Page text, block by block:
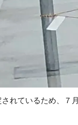
れているため、７